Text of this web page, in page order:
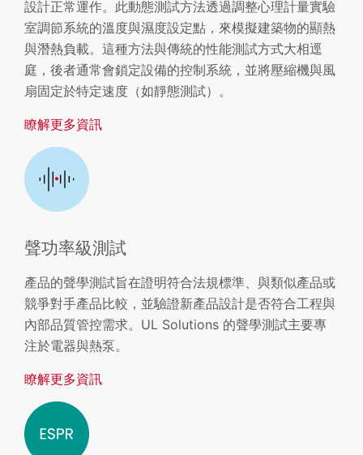
設計正常運作。此動態測試方法透過調整心理計量實驗
室調節系統的溫度與濕度設定點，來模擬建築物的顯熱
與潛熱負載。這種方法與傳統的性能測試方式大相逕
庭，後者通常會鎖定設備的控制系統，並將壓縮機與風
扇固定於特定速度（如靜態測試）。
瞭解更多資訊
聲功率級測試
產品的聲學測試旨在證明符合法規標準、與類似產品或
競爭對手產品比較，並驗證新產品設計是否符合工程與
內部品質管控需求。UL Solutions 的聲學測試主要專
注於電器與熱泵。
瞭解更多資訊